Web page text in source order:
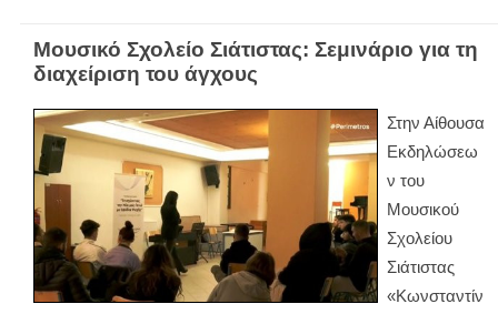
Μουσικό Σχολείο Σιάτιστας: Σεμινάριο για τη
διαχείριση του άγχους
Στην Αίθουσα
Εκδηλώσεω
ν του
Μουσικού
Σχολείου
Σιάτιστας
«Κωνσταντίν